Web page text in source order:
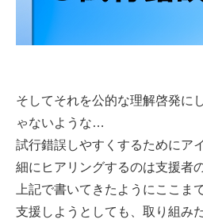
そしてそれを公的な理解啓発に
ゃないような…
試行錯誤しやすくするためにア
細にヒアリングするのは支援者
上記で書いてきたようにここま
支援しようとしても、取り組み